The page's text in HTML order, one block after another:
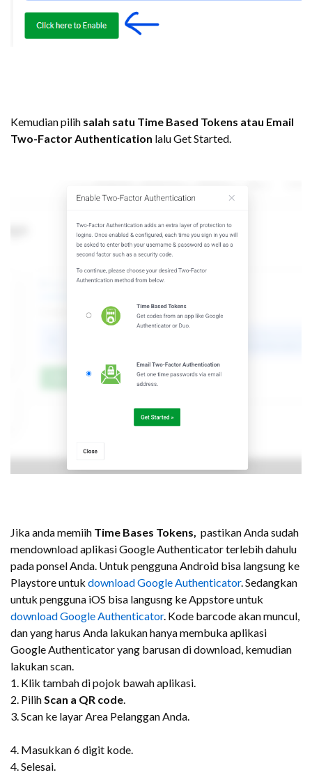
Kemudian pilih salah satu Time Based Tokens atau Email
Two-Factor Authentication lalu Get Started.
Jika anda memiih Time Bases Tokens, pastikan Anda sudah
mendownload aplikasi Google Authenticator terlebih dahulu
pada ponsel Anda. Untuk pengguna Android bisa langsung ke
Playstore untuk download Google Authenticator. Sedangkan
untuk pengguna iOS bisa langusng ke Appstore untuk
download Google Authenticator. Kode barcode akan muncul,
dan yang harus Anda lakukan hanya membuka aplikasi
Google Authenticator yang barusan di download, kemudian
lakukan scan.
1. Klik tambah di pojok bawah aplikasi.
2. PilihScan a QR code.
3. Scan ke layar Area Pelanggan Anda.
4. Masukkan 6 digit kode.
4. Selesai.